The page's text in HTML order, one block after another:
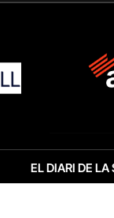
EL DIARI DE LA